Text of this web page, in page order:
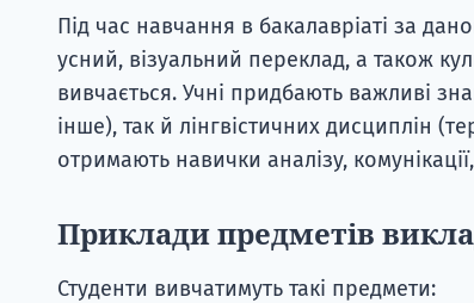
Під час навчання в бакалавріаті за
усний, візуальний переклад, а також
вивчається. Учні придбають важливі
інше), так й лінгвістичних дисциплін
отримають навички аналізу,
Приклади предметів
Студенти вивчатимуть такі предмети: